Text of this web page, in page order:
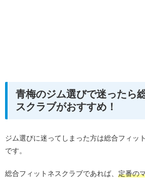
青梅のジム選びで迷ったら
スクラブがおすすめ！
ジム選びに迷ってしまった方は総合フィッ
です。
総合フィットネスクラブであれば、 定番の